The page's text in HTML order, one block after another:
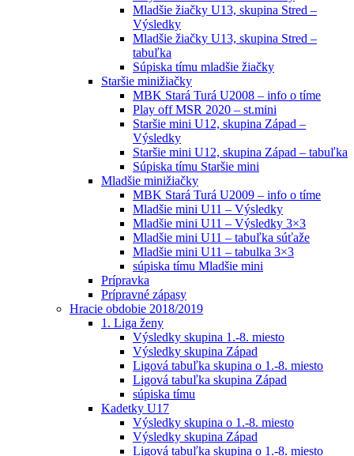
Mladšie žiačky U13, skupina Stred –
Výsledky
Mladšie žiačky U13, skupina Stred –
tabuľka
Súpiska tímu mladšie žiačky
Staršie minižiačky
MBK Stará Turá U2008 – info o tíme
Play off MSR 2020 – st.mini
Staršie mini U12, skupina Západ –
Výsledky
Staršie mini U12, skupina Západ – tabuľka
Súpiska tímu Staršie mini
Mladšie minižiačky
MBK Stará Turá U2009 – info o tíme
Mladšie mini U11 – Výsledky
Mladšie mini U11 – Výsledky 3×3
Mladšie mini U11 – tabuľka súťaže
Mladšie mini U11 – tabulka 3×3
súpiska tímu Mladšie mini
Prípravka
Prípravné zápasy
Hracie obdobie 2018/2019
1. Liga ženy
Výsledky skupina 1.-8. miesto
Výsledky skupina Západ
Ligová tabuľka skupina o 1.-8. miesto
Ligová tabuľka skupina Západ
súpiska tímu
Kadetky U17
Výsledky skupina o 1.-8. miesto
Výsledky skupina Západ
Ligová tabuľka skupina o 1.-8. miesto